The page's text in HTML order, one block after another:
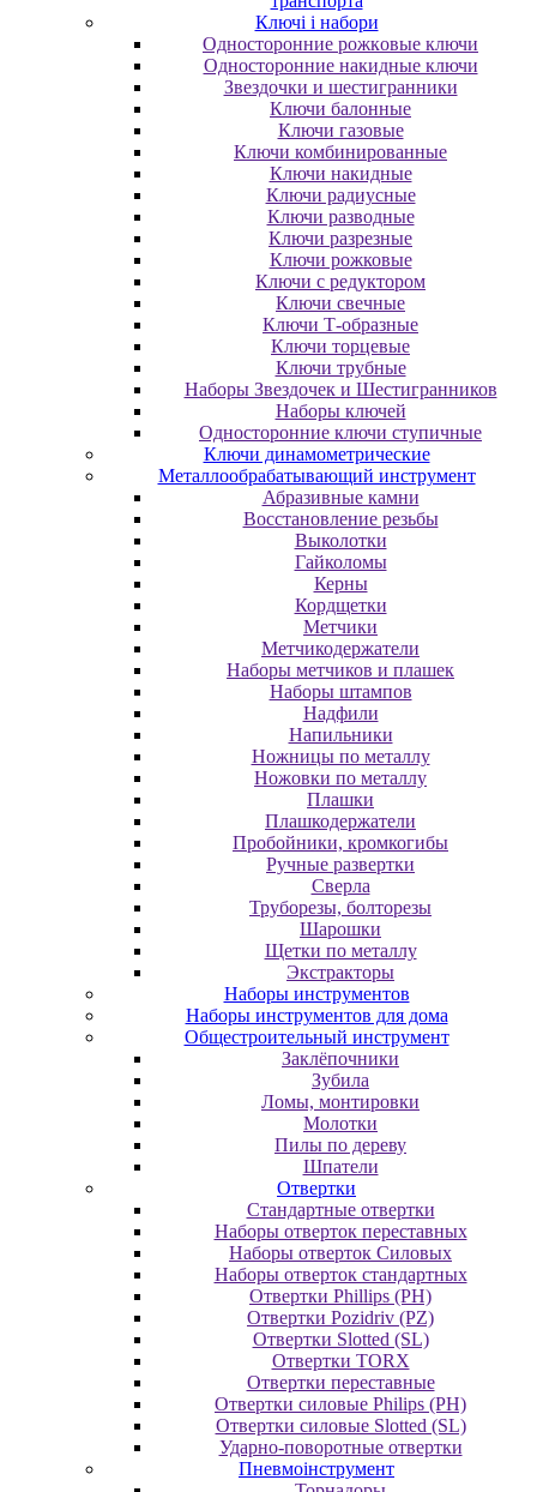
Ключі і набори
Oднocтopoнниe poжкoвыe ключи
Oднocтopoнниe нaкидныe ключи
Звездочки и шестигранники
Ключи балонные
Ключи газовые
Ключи комбинированные
Ключи накидные
Ключи радиусные
Ключи разводные
Ключи разрезные
Ключи рожковые
Ключи с редуктором
Ключи свечные
Ключи Т-образные
Ключи торцевые
Ключи трубные
Наборы Звездочек и Шестигранников
Наборы ключей
Односторонние ключи ступичные
Ключи динамометрические
Металлообрабатывающий инструмент
Абразивные камни
Восстановление резьбы
Выколотки
Гайколомы
Керны
Кордщетки
Метчики
Метчикодержатели
Наборы метчиков и плашек
Наборы штампов
Надфили
Напильники
Ножницы по металлу
Ножовки по металлу
Плашки
Плашкодержатели
Пробойники, кромкогибы
Ручные развертки
Сверла
Труборезы, болторезы
Шарошки
Щетки по металлу
Экcтpaктopы
Наборы инструментов
Наборы инструментов для дома
Общестроительный инструмент
Заклёпочники
Зубила
Ломы, монтировки
Молотки
Пилы по дереву
Шпатели
Отвертки
Cтандартные отвертки
Наборы отверток переставных
Наборы отверток Силовых
Наборы отверток стандартных
Отвертки Phillips (PH)
Отвертки Pozidriv (PZ)
Отвертки Slotted (SL)
Отвертки TORX
Отвертки переставные
Отвертки силовые Philips (PH)
Отвертки силовые Slotted (SL)
Ударно-поворотные отвертки
Пневмоінструмент